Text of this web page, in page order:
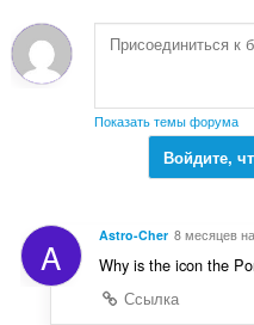
:ц
е
к
:
Показать темы форума
Войдите,
A Astro-Cher 8 месяцев
Why is the icon the
Ссылка